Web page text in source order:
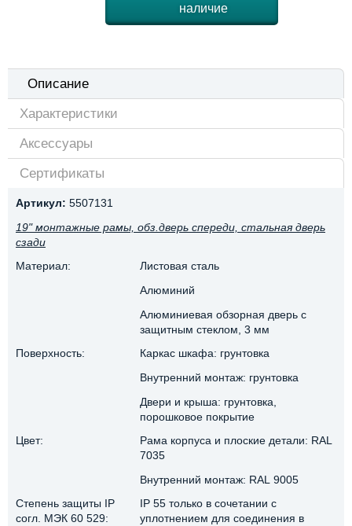
наличие
Описание
Характеристики
Аксессуары
Сертификаты
Артикул: 5507131
19" монтажные рамы, обз.дверь спереди, стальная дверь
сзади
Материал:
Листовая сталь
Алюминий
Алюминиевая обзорная дверь с
защитным стеклом, 3 мм
Поверхность:
Каркас шкафа: грунтовка
Внутренний монтаж: грунтовка
Двери и крыша: грунтовка,
порошковое покрытие
Цвет:
Рама корпуса и плоские детали: RAL
7035
Внутренний монтаж: RAL 9005
Степень защиты IP
согл. МЭК 60 529:
IP 55 только в сочетании с
уплотнением для соединения в